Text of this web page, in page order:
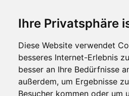
Ihre Privatsphäre
Diese Website verwendet
besseres Internet-Erlebnis
besser an Ihre Bedürfnisse
außerdem, um Ergebnisse
Besucher kommen oder um
Kontakt
Feedback
Fehler melden